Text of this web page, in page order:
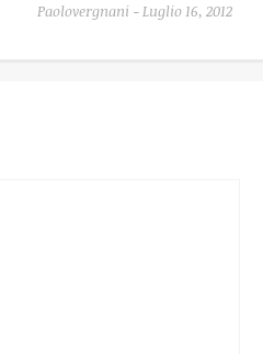
Paolovergnani - Luglio 16, 2012